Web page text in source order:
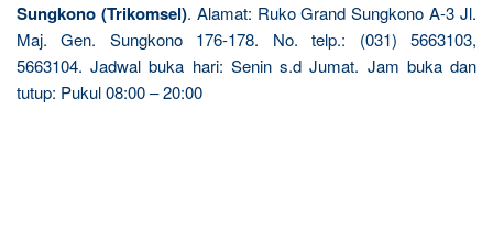
Sungkono (Trikomsel). Alamat: Ruko Grand Sungkono A-3 Jl.
Maj. Gen. Sungkono 176-178. No. telp.: (031) 5663103,
5663104. Jadwal buka hari: Senin s.d Jumat. Jam buka dan
tutup: Pukul 08:00 – 20:00